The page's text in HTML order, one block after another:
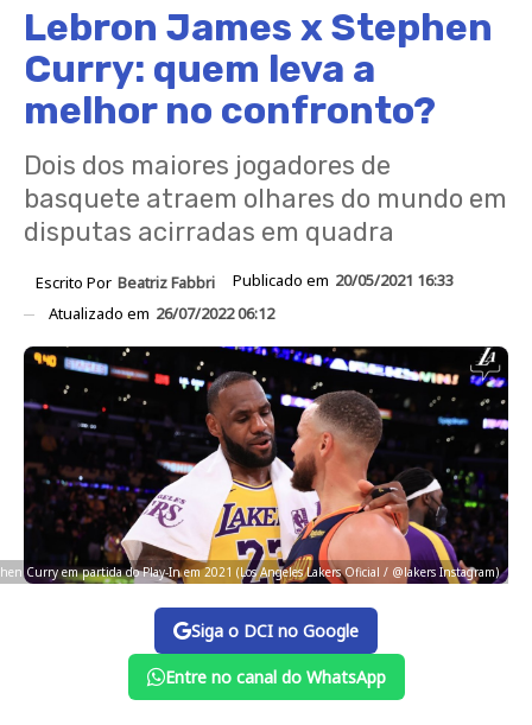
Lebron James x Stephen
Curry: quem leva a
melhor no confronto?
Dois dos maiores jogadores de
basquete atraem olhares do mundo em
disputas acirradas em quadra
Escrito Por Beatriz Fabbri Publicado em 20/05/2021 16:33
Atualizado em 26/07/2022 06:12
Curry em partida do Play-In em 2021 (Los Angeles Lakers Oficial / @lakers Instagram)
Siga o DCI no Google
Entre no canal do WhatsApp